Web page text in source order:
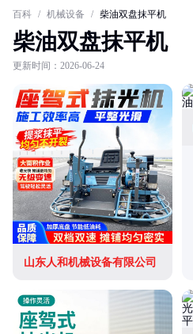
百科 / 机械设备 / 柴油双盘抹平机
柴油双盘抹平机
更新时间：2026-06-24
山东人和机械设备有限公司